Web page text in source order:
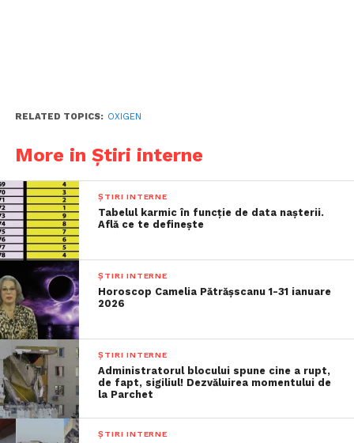
RELATED TOPICS: OXIGEN
More in Știri interne
ȘTIRI INTERNE
Tabelul karmic în funcție de data nașterii.
Află ce te definește
ȘTIRI INTERNE
Horoscop Camelia Pătrășscanu 1-31 ianuare
2026
ȘTIRI INTERNE
Administratorul blocului spune cine a rupt,
de fapt, sigiliul! Dezvăluirea momentului de
la Parchet
ȘTIRI INTERNE